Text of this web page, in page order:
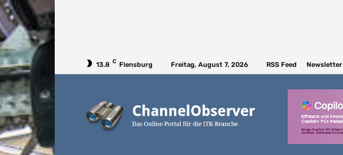
13.8 C Flensburg Freitag, August 7, 2026 RSS Feed Newsletter